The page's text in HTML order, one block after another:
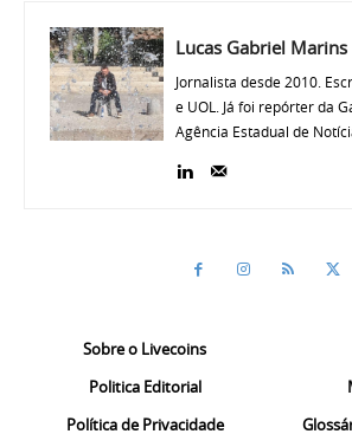
Lucas Gabriel Marins
Jornalista desde 2010.
e UOL. Já foi repórter da
Agência Estadual de
Sobre o Livecoins
Politica Editorial
Política de Privacidade